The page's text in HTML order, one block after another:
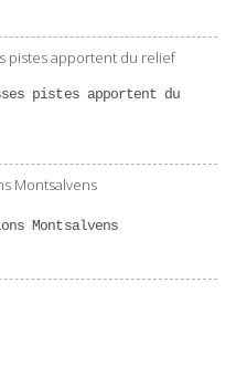
pistes apportent du
Montsalvens